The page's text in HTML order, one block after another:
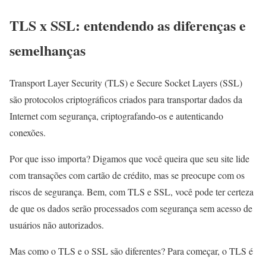
TLS x SSL: entendendo as diferenças e
semelhanças
Transport Layer Security (TLS) e Secure Socket Layers (SSL)
são protocolos criptográficos criados para transportar dados da
Internet com segurança, criptografando-os e autenticando
conexões.
Por que isso importa? Digamos que você queira que seu site lide
com transações com cartão de crédito, mas se preocupe com os
riscos de segurança. Bem, com TLS e SSL, você pode ter certeza
de que os dados serão processados ​​com segurança sem acesso de
usuários não autorizados.
Mas como o TLS e o SSL são diferentes? Para começar, o TLS é